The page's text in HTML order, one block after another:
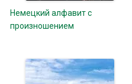
Немецкий алфавит с
произношением